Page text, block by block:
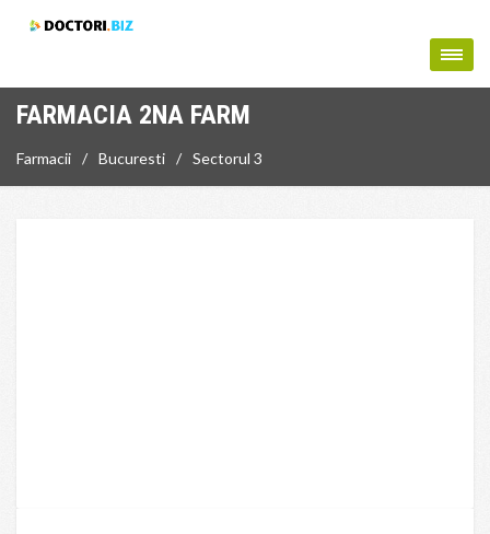
FARMACIA 2NA FARM
Farmacii Bucuresti Sectorul 3